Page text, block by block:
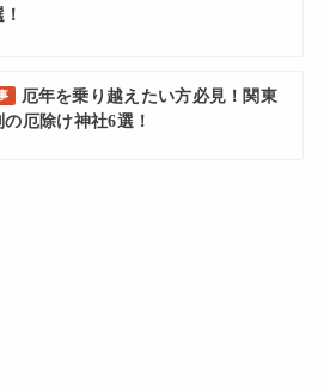
厄年を乗り越えたい方必見！関東
の厄除け神社6選！